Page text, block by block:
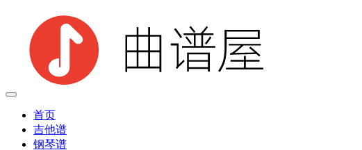
首页
吉他谱
钢琴谱